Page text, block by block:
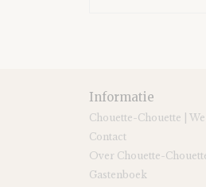
Informatie
Chouette-Chouette |
Contact
Over Chouette-
Gastenboek